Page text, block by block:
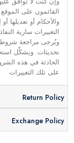
القائمون على
والأحكام أو تعديلها
التغييرات سارية
ويُرجى مراجعة شروط
تحديثات. ويشكِّل
الحادثة في هذه
على تلك التغييرات
Return Policy
Exchange Policy